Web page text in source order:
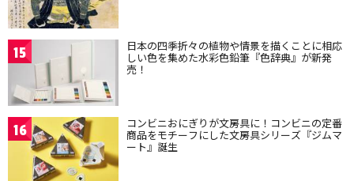
15 日本の四季折々の植物や情景を描くことに相応
しい色を集めた水彩色鉛筆『色辞典』が新発
売！
16 コンビニおにぎりが文房具に！コンビニの定番
商品をモチーフにした文房具シリーズ『ジムマ
ート』誕生